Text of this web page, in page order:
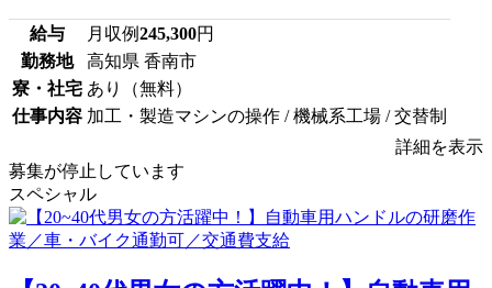
給与 月収例245,300円
勤務地
高知県 香南市
寮・社宅 あり（無料）
仕事内容 加工・製造マシンの操作 / 機械系工場 / 交替制
詳細を表示
募集が停止しています
スペシャル